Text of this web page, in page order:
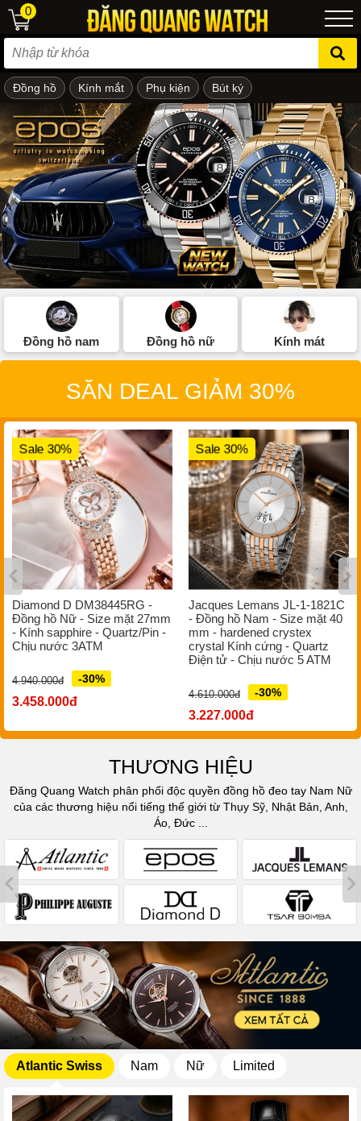
em
0
Đồng hồ Kính mắt Phụ kiện Bút ký
Đồng hồ nam Đồng hồ nữ Kính mát
SĂN DEAL GIẢM 30%
Sale 30%
Diamond D DM38445RG -
Đồng hồ Nữ - Size mặt 27mm
- Kính sapphire - Quartz/Pin -
Chịu nước 3ATM
4.940.000đ -30%
3.458.000đ
Sale 30%
Jacques Lemans JL-1-1821C
- Đồng hồ Nam - Size mặt 40
mm - hardened crystex
crystal Kính cứng - Quartz
Điện tử - Chịu nước 5 ATM
4.610.000đ -30%
3.227.000đ
THƯƠNG HIỆU
Đăng Quang Watch phân phối độc quyền đồng hồ đeo tay Nam Nữ
của các thương hiệu nổi tiếng thế giới từ Thụy Sỹ, Nhật Bản, Anh,
Áo, Đức ...
Atlantic Swiss Nam Nữ Limited